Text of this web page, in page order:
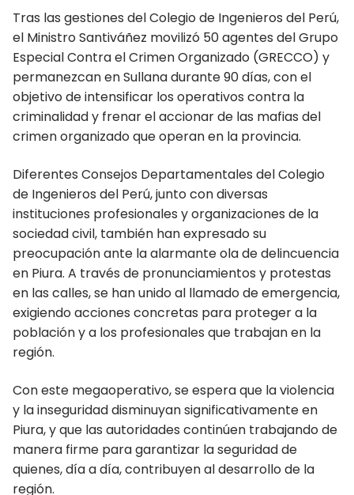
Lambayeque
Lima
Loreto
Madre de Dios
Moquegua
Nacionales
Pasco
Piura
Puno
San Martín Moyobamba
San Martín Tarapoto
Tacna
Tingo María – Huánuco
Tumbes
Tras las gestiones del Colegio de Ingenieros del Perú,
el Ministro Santiváñez movilizó 50 agentes del Grupo
Especial Contra el Crimen Organizado (GRECCO) y
permanezcan en Sullana durante 90 días, con el
objetivo de intensificar los operativos contra la
criminalidad y frenar el accionar de las mafias del
crimen organizado que operan en la provincia.
Diferentes Consejos Departamentales del Colegio
de Ingenieros del Perú, junto con diversas
instituciones profesionales y organizaciones de la
sociedad civil, también han expresado su
preocupación ante la alarmante ola de delincuencia
en Piura. A través de pronunciamientos y protestas
en las calles, se han unido al llamado de emergencia,
exigiendo acciones concretas para proteger a la
población y a los profesionales que trabajan en la
región.
Con este megaoperativo, se espera que la violencia
y la inseguridad disminuyan significativamente en
Piura, y que las autoridades continúen trabajando de
manera firme para garantizar la seguridad de
quienes, día a día, contribuyen al desarrollo de la
región.